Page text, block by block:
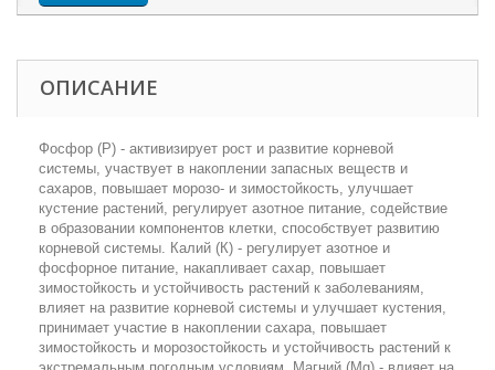
ОПИСАНИЕ
Фосфор (Р) - активизирует рост и развитие корневой
системы, участвует в накоплении запасных веществ и
сахаров, повышает морозо- и зимостойкость, улучшает
кустение растений, регулирует азотное питание, содействие
в образовании компонентов клетки, способствует развитию
корневой системы. Калий (К) - регулирует азотное и
фосфорное питание, накапливает сахар, повышает
зимостойкость и устойчивость растений к заболеваниям,
влияет на развитие корневой системы и улучшает кустения,
принимает участие в накоплении сахара, повышает
зимостойкость и морозостойкость и устойчивость растений к